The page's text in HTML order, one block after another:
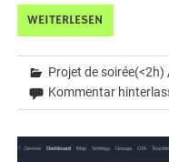
WEITERLESEN
Projet de soirée(<2h)
Kommentar